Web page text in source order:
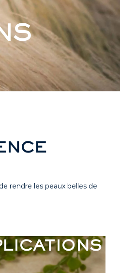
rendre les peaux belles de